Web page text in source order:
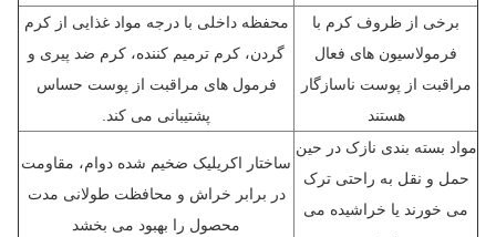
برخی از ظروف کرم با
فرمولاسیون های فعال
مراقبت از پوست ناسازگار
هستند
محفظه داخلی با درجه مواد غذایی از کرم
گردن، کرم ترمیم کننده، کرم ضد پیری و
فرمول های مراقبت از پوست حساس
پشتیبانی می کند.
مواد بسته بندی نازک در حین
حمل و نقل به راحتی ترک
می خورند یا خراشیده می
ساختار اکریلیک ضخیم شده دوام، مقاومت
در برابر خراش و محافظت طولانی مدت
محصول را بهبود می بخشد